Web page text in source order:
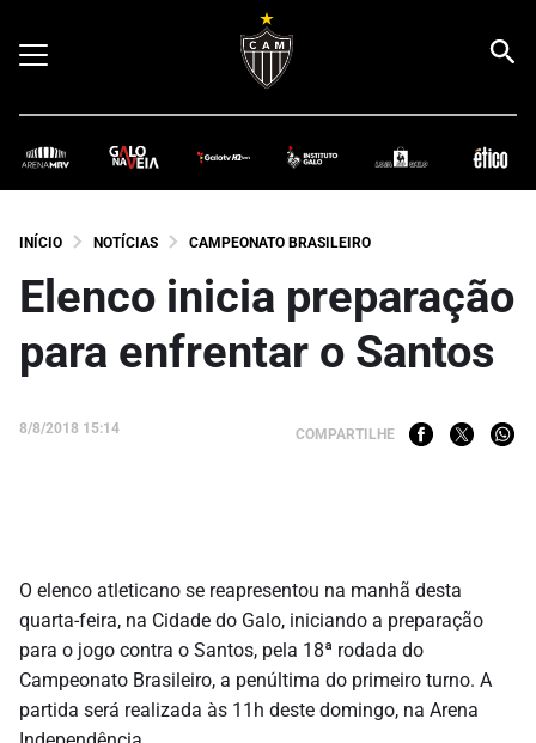
INÍCIO NOTÍCIAS CAMPEONATO BRASILEIRO
Elenco inicia preparação
para enfrentar o Santos
8/8/2018 15:14 COMPARTILHE
O elenco atleticano se reapresentou na manhã desta
quarta-feira, na Cidade do Galo, iniciando a preparação
para o jogo contra o Santos, pela 18ª rodada do
Campeonato Brasileiro, a penúltima do primeiro turno. A
partida será realizada às 11h deste domingo, na Arena